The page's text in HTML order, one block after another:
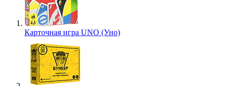
Карточная игра UNO (Уно)